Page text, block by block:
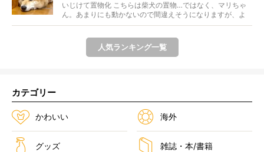
いじけて置物化 こちらは柴犬の置物…ではなく、マリちゃ
ん。あまりにも動かないので間違えそうになりますが、よ
く見...
人気ランキング一覧
カテゴリー
かわいい 海外
グッズ 雑誌・本/書籍